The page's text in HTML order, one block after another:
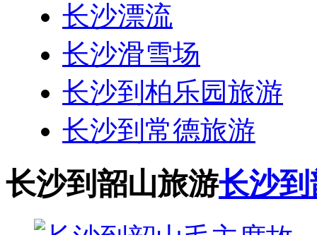
长沙漂流
长沙滑雪场
长沙到柏乐园旅游
长沙到常德旅游
长沙到韶山旅游长沙